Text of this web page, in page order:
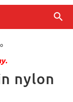
nylon